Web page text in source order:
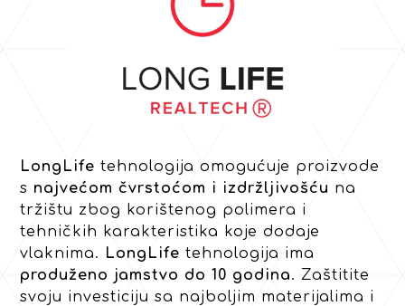
LongLife tehnologija omogućuje proizvode
s najvećom čvrstoćom i izdržljivošću na
tržištu zbog korištenog polimera i
tehničkih karakteristika koje dodaje
vlaknima. LongLife tehnologija ima
produženo jamstvo do 10 godina. Zaštitite
svoju investiciju sa najboljim materijalima i